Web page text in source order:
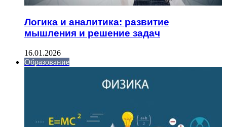
Логика и аналитика: развитие
мышления и решение задач
16.01.2026
Образование